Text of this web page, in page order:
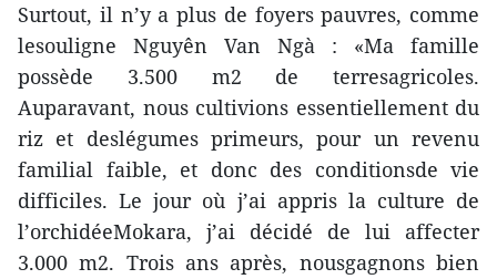
Surtout, il n’y a plus de foyers pauvres, comme
lesouligne Nguyên Van Ngà : «Ma famille
possède 3.500 m2 de terresagricoles.
Auparavant, nous cultivions essentiellement du
riz et deslégumes primeurs, pour un revenu
familial faible, et donc des conditionsde vie
difficiles. Le jour où j’ai appris la culture de
l’orchidéeMokara, j’ai décidé de lui affecter
3.000 m2. Trois ans après, nousgagnons bien